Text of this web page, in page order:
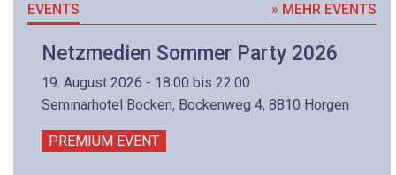
EVENTS » MEHR EVENTS
Netzmedien Sommer Party 2026
19. August 2026 - 18:00 bis 22:00
Seminarhotel Bocken, Bockenweg 4, 8810 Horgen
PREMIUM EVENT